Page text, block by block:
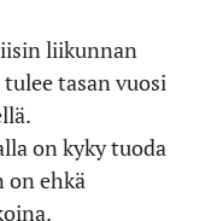
liikunnan
tasan vuosi
on kyky tuoda
on ehkä